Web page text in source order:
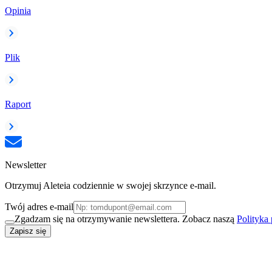
Opinia
Plik
Raport
Newsletter
Otrzymuj Aleteia codziennie w swojej skrzynce e-mail.
Twój adres e-mail
Zgadzam się na otrzymywanie newslettera. Zobacz naszą Polityka
Zapisz się